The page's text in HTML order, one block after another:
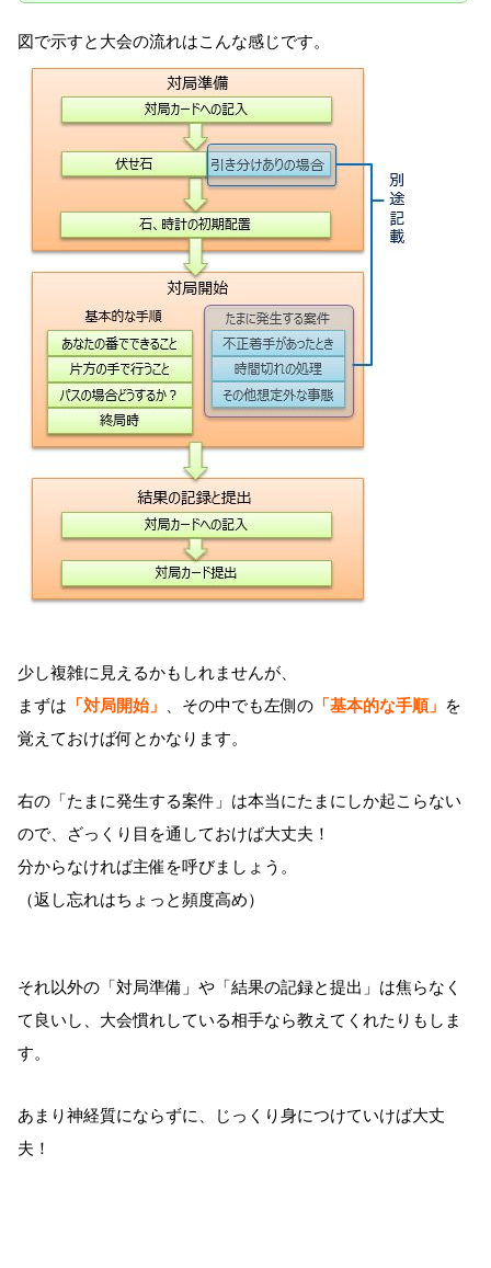
図で示すと大会の流れはこんな感じです。
少し複雑に見えるかもしれませんが、
まずは 「対局開始」 、その中でも左側の 「基本的な手順」 を
覚えておけば何とかなります。
右の「たまに発生する案件」は本当にたまにしか起こらない
ので、ざっくり目を通しておけば大丈夫！
分からなければ主催を呼びましょう。
（返し忘れはちょっと頻度高め）
それ以外の「対局準備」や「結果の記録と提出」は焦らなく
て良いし、大会慣れしている相手なら教えてくれたりもしま
す。
あまり神経質にならずに、じっくり身につけていけば大丈
夫！